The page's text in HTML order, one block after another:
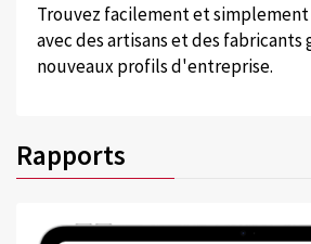
Trouvez facilement et
avec des artisans et des fabricants
nouveaux profils d'entreprise.
Rapports